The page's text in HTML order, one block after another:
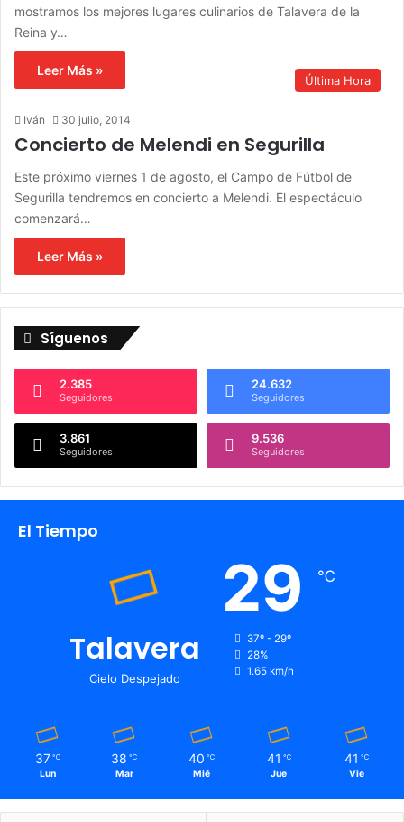
mostramos los mejores lugares culinarios de Talavera de la
Reina y…
Leer Más »
Última Hora
Iván 30 julio, 2014
Concierto de Melendi en Segurilla
Este próximo viernes 1 de agosto, el Campo de Fútbol de
Segurilla tendremos en concierto a Melendi. El espectáculo
comenzará…
Leer Más »
Síguenos
2.385
Seguidores
24.632
Seguidores
3.861
Seguidores
9.536
Seguidores
El Tiempo
Talavera
Cielo Despejado
29 ℃
37º - 29º
28%
1.65 km/h
37 ℃
Lun
38 ℃
Mar
40 ℃
Mié
41 ℃
Jue
41 ℃
Vie